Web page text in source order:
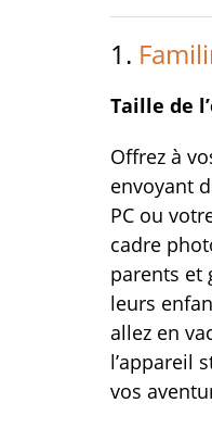
1.
Taille de
Offrez à
envoyant
PC ou
cadre
parents et
leurs
allez en
l’appareil
vos